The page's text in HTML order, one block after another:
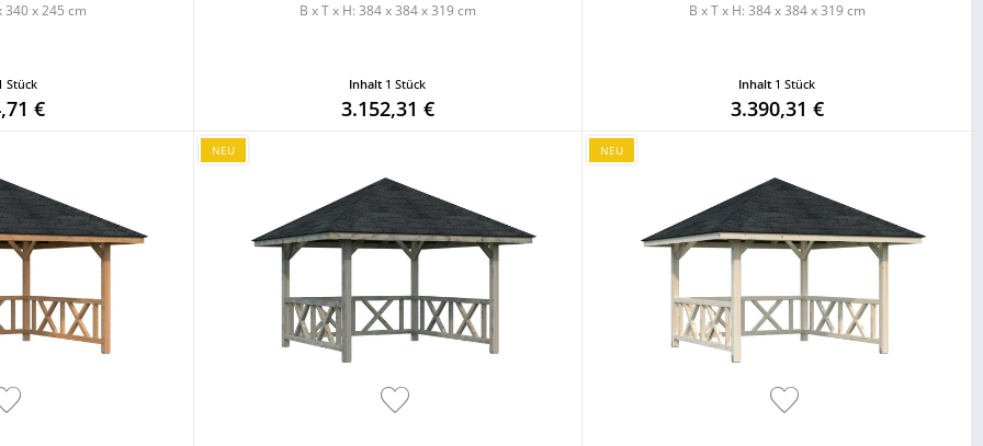
340 x 245 cm
Stück
€
B x T x H: 384 x 384 x 319 cm
Inhalt 1 Stück
3.152,31 €
B x T x H: 384 x 384 x 319 cm
Inhalt 1 Stück
3.390,31 €
NEU NEU